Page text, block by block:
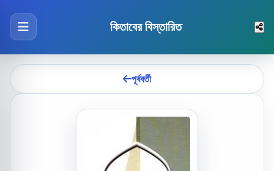
কিতাবের বিস্তারিত
পূর্ববর্তী